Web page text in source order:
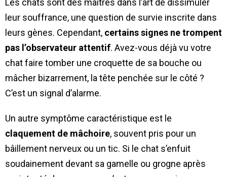
Les chats sont des maîtres dans l’art de dissimuler
leur souffrance, une question de survie inscrite dans
leurs gènes. Cependant, certains signes ne trompent
pas l’observateur attentif. Avez-vous déjà vu votre
chat faire tomber une croquette de sa bouche ou
mâcher bizarrement, la tête penchée sur le côté ?
C’est un signal d’alarme.
Un autre symptôme caractéristique est le
claquement de mâchoire, souvent pris pour un
bâillement nerveux ou un tic. Si le chat s’enfuit
soudainement devant sa gamelle ou grogne après